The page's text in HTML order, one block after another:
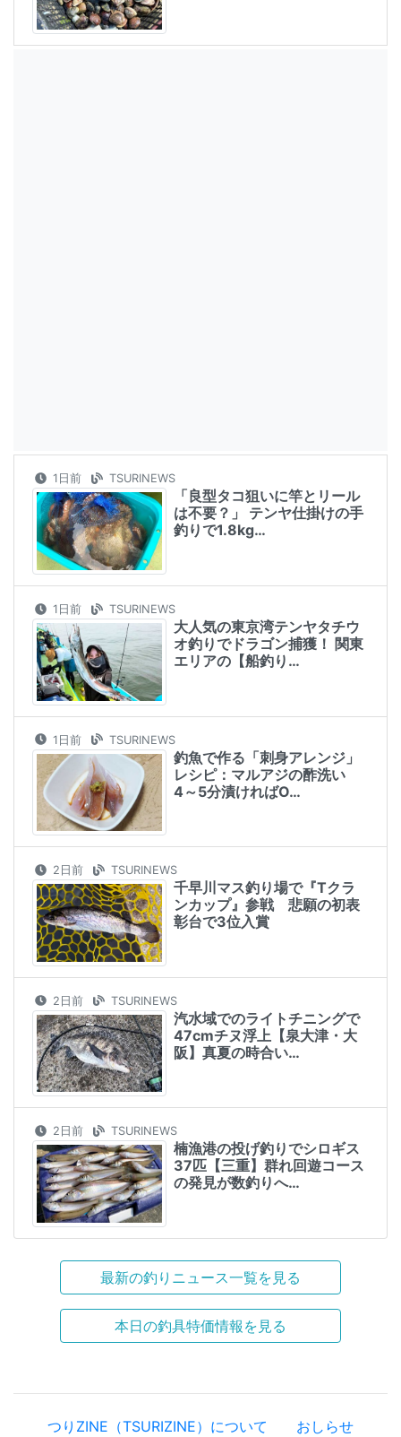
1日前 TSURINEWS
「良型タコ狙いに竿とリール
は不要？」 テンヤ仕掛けの手
釣りで1.8kg…
1日前 TSURINEWS
大人気の東京湾テンヤタチウ
オ釣りでドラゴン捕獲！ 関東
エリアの【船釣り…
1日前 TSURINEWS
釣魚で作る「刺身アレンジ」
レシピ：マルアジの酢洗い
4～5分漬ければO…
2日前 TSURINEWS
千早川マス釣り場で『Tクラ
ンカップ』参戦 悲願の初表
彰台で3位入賞
2日前 TSURINEWS
汽水域でのライトチニングで
47cmチヌ浮上【泉大津・大
阪】真夏の時合い…
2日前 TSURINEWS
楠漁港の投げ釣りでシロギス
37匹【三重】群れ回遊コース
の発見が数釣りへ…
最新の釣りニュース一覧を見る
本日の釣具特価情報を見る
つりZINE（TSURIZINE）について おしらせ